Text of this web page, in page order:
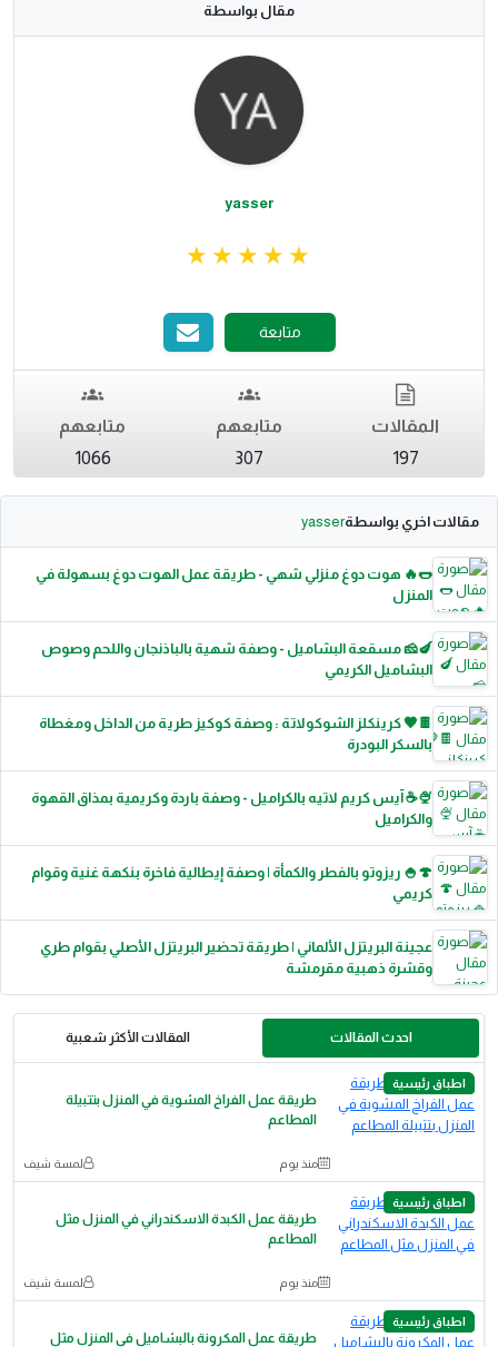
مقال بواسطة
yasser
متابعة
المقالات
197
متابعهم
307
متابعهم
1066
مقالات اخري بواسطةyasser
🌭🔥 هوت دوغ منزلي شهي - طريقة عمل الهوت دوغ بسهولة في
المنزل
🍆🧀 مسقعة البشاميل - وصفة شهية بالباذنجان واللحم وصوص
البشاميل الكريمي
🍫🤎 كرينكلز الشوكولاتة : وصفة كوكيز طرية من الداخل ومغطاة
بالسكر البودرة
🍨☕ آيس كريم لاتيه بالكراميل - وصفة باردة وكريمية بمذاق القهوة
والكراميل
🍄🍚 ريزوتو بالفطر والكمأة | وصفة إيطالية فاخرة بنكهة غنية وقوام
كريمي
عجينة البريتزل الألماني | طريقة تحضير البريتزل الأصلي بقوام طري
وقشرة ذهبية مقرمشة
احدث المقالات المقالات الأكثر شعبية
اطباق رئيسية
طريقة عمل الفراخ المشوية في المنزل بتتبيلة
المطاعم
منذ يوم لمسة شيف
اطباق رئيسية
طريقة عمل الكبدة الاسكندراني في المنزل مثل
المطاعم
منذ يوم لمسة شيف
اطباق رئيسية
طريقة عمل المكرونة بالبشاميل في المنزل مثل